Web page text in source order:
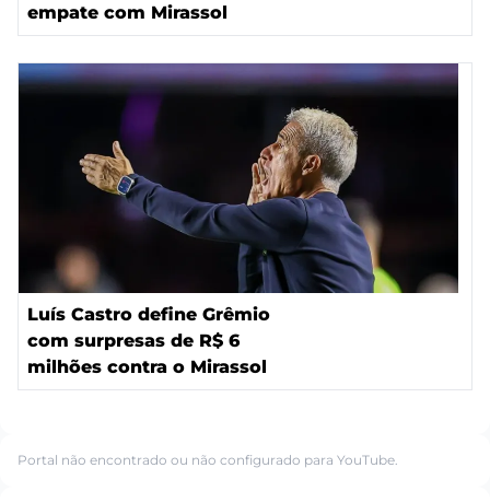
empate com Mirassol
Luís Castro define Grêmio
com surpresas de R$ 6
milhões contra o Mirassol
Portal não encontrado ou não configurado para YouTube.